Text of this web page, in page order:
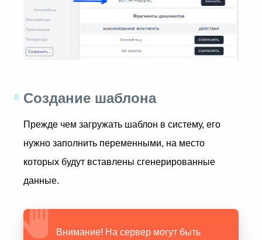
Создание шаблона
Прежде чем загружать шаблон в систему, его
нужно заполнить переменными, на место
которых будут вставлены сгенерированные
данные.
Внимание! На сервер могут быть